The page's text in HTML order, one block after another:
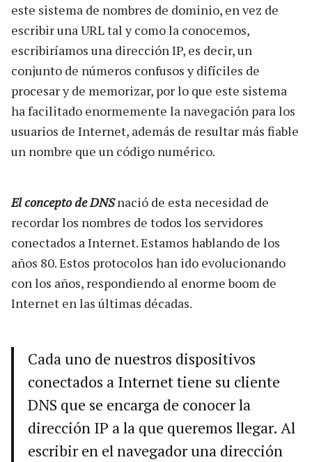
este sistema de nombres de dominio, en vez de
escribir una URL tal y como la conocemos,
escribiríamos una dirección IP, es decir, un
conjunto de números confusos y difíciles de
procesar y de memorizar, por lo que este sistema
ha facilitado enormemente la navegación para los
usuarios de Internet, además de resultar más fiable
un nombre que un código numérico.
El concepto de DNSnació de esta necesidad de
recordar los nombres de todos los servidores
conectados a Internet. Estamos hablando de los
años 80. Estos protocolos han ido evolucionando
con los años, respondiendo al enorme boom de
Internet en las últimas décadas.
Cada uno de nuestros dispositivos
conectados a Internet tiene su cliente
DNS que se encarga de conocer la
dirección IP a la que queremos llegar. Al
escribir en el navegador una dirección